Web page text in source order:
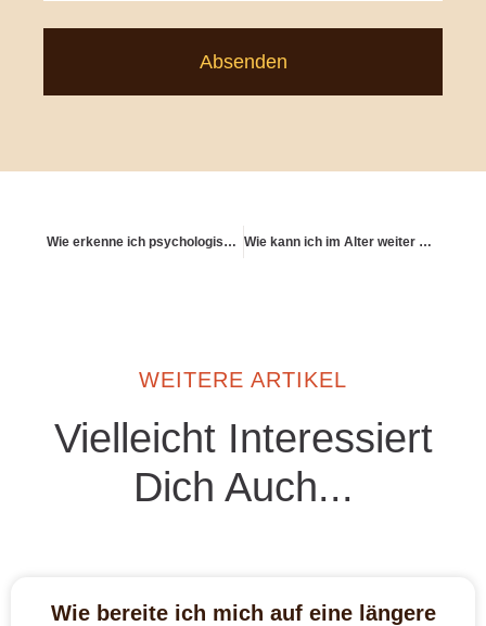
Absenden
Wie erkenne ich psychologische Blockaden beim Vorsorgethema? Wie kann ich im Alter weiter wachsen?
WEITERE ARTIKEL
Vielleicht Interessiert
Dich Auch...
Wie bereite ich mich auf eine längere